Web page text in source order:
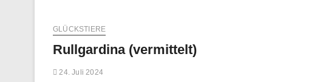
GLÜCKSTIERE
Rullgardina (vermittelt)
24. Juli 2024